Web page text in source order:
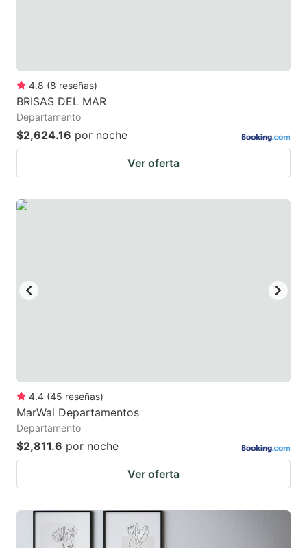
4.8 (8 reseñas)
BRISAS DEL MAR
Departamento
$2,624.16 por noche
Ver oferta
4.4 (45 reseñas)
MarWal Departamentos
Departamento
$2,811.6 por noche
Ver oferta